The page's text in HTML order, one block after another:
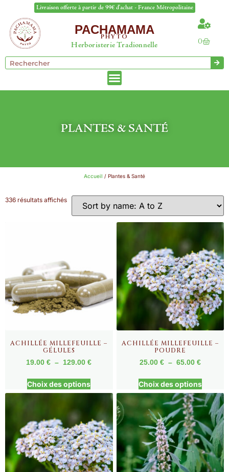
Livraison offerte à partir de 99€ d'achat - France Métropolitaine
PACHAMAMA
PHYTO
Herboristerie Tradionnelle 0
PLANTES & SANTÉ
Accueil / Plantes & Santé
336 résultats affichés
ACHILLÉE MILLEFEUILLE –
GÉLULES
19.00€ – 129.00€
Choix des options
ACHILLÉE MILLEFEUILLE –
POUDRE
25.00 € – 65.00 €
Choix des options